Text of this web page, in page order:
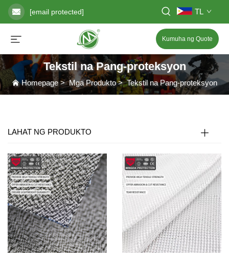
[email protected] TL
Kumuha ng Quote
Tekstil na Pang-proteksyon
Homepage>Mga Produkto>Tekstil na Pang-proteksyon
LAHAT NG PRODUKTO